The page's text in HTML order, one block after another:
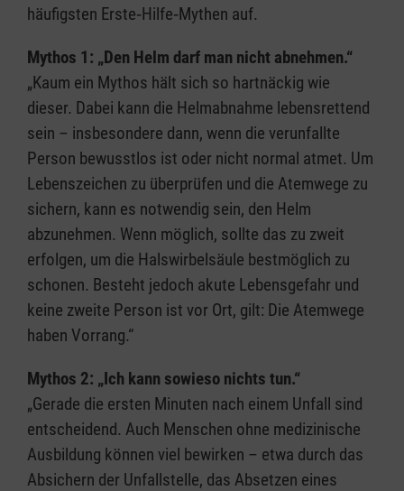
häufigsten Erste‑Hilfe‑Mythen auf.
Mythos 1: „Den Helm darf man nicht abnehmen.“
„Kaum ein Mythos hält sich so hartnäckig wie
dieser. Dabei kann die Helmabnahme lebensrettend
sein – insbesondere dann, wenn die verunfallte
Person bewusstlos ist oder nicht normal atmet. Um
Lebenszeichen zu überprüfen und die Atemwege zu
sichern, kann es notwendig sein, den Helm
abzunehmen. Wenn möglich, sollte das zu zweit
erfolgen, um die Halswirbelsäule bestmöglich zu
schonen. Besteht jedoch akute Lebensgefahr und
keine zweite Person ist vor Ort, gilt: Die Atemwege
haben Vorrang.“
Mythos 2: „Ich kann sowieso nichts tun.“
„Gerade die ersten Minuten nach einem Unfall sind
entscheidend. Auch Menschen ohne medizinische
Ausbildung können viel bewirken – etwa durch das
Absichern der Unfallstelle, das Absetzen eines